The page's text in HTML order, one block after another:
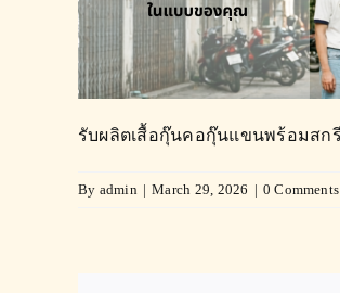
รับผลิตเสื้อกุ๊นคอกุ๊นแขนพร้อมสก
By admin | March 29, 2026 | 0 Comments